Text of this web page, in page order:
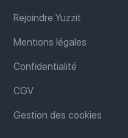
Rejoindre Yuzzit
Mentions légales
Confidentialité
CGV
Gestion des cookies